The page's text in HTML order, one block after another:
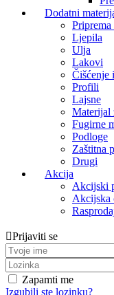
Dodatni
Priprema
Ljepila
Ulja
Lakovi
Čišćenje
Profili
Lajsne
Materijal
Fugirne
Podloge
Zaštitna
Drugi
Akcija
Akcijski
Akcijska
Prijaviti se
Zapamti me
Izgubili ste lozinku?